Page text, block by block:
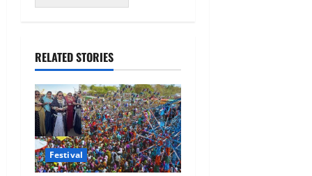
RELATED STORIES
Festival